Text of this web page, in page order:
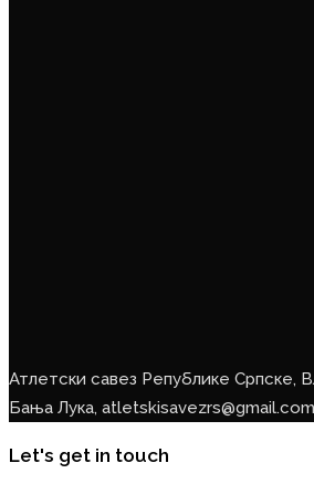
Атлетски савез Републике Српске,
Бања Лука, atletskisavezrs@gmail.com
Let's get in touch